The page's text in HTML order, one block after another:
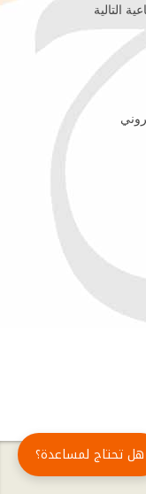
التالية
هل تحتاج لمساعدة؟